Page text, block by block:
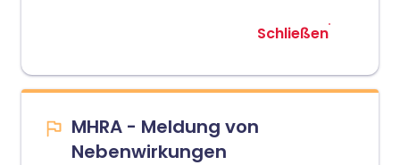
Schließen
MHRA - Meldung von
Nebenwirkungen